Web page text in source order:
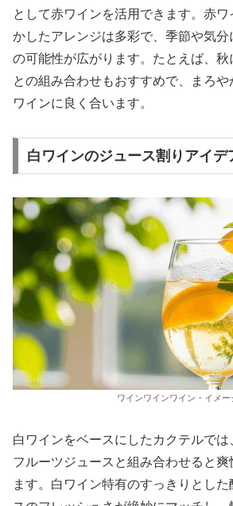
として赤ワインを活用できます。赤
かしたアレンジは多彩で、季節や気
の可能性が広がります。たとえば、秋
との組み合わせもおすすめで、まろ
ワインに良く合います。
白ワインのジュース割りアイデ
ワインワインワイン・イメー
白ワインをベースにしたカクテルで
フルーツジュースと組み合わせると爽
ます。白ワイン特有のすっきりとし